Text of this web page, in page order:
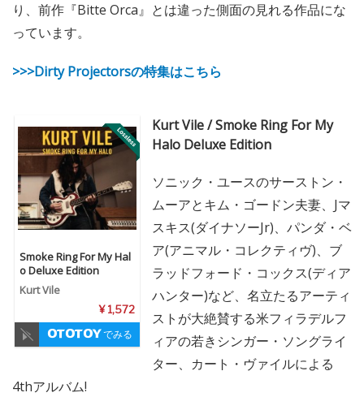
り、前作『Bitte Orca』とは違った側面の見れる作品にな
っています。
>>>Dirty Projectorsの特集はこちら
Smoke Ring For My Hal
o Deluxe Edition
Kurt Vile
¥ 1,572
でみる
Kurt Vile / Smoke Ring For My
Halo Deluxe Edition
ソニック・ユースのサーストン・
ムーアとキム・ゴードン夫妻、Jマ
スキス(ダイナソーJr)、パンダ・ベ
ア(アニマル・コレクティヴ)、ブ
ラッドフォード・コックス(ディア
ハンター)など、名立たるアーティ
ストが大絶賛する米フィラデルフ
ィアの若きシンガー・ソングライ
ター、カート・ヴァイルによる
4thアルバム!